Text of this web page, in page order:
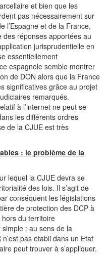
et bien que les
pas nécessairement sur
l’Espagne et de la France,
réponses apportées au
jurisprudentielle en
essentiellement
espagnole semble montrer
de DON alors que la France
significatives grâce au projet
remarqués.
à l’internet ne peut se
les différents ordres
de la CJUE est très
: le problème de la
la CJUE devra se
des lois. Il s’agit de
conséquent les législations
de protection des DCP à
hors du territoire
: au sens de la
pas établi dans un Etat
peut trouver à s’appliquer.